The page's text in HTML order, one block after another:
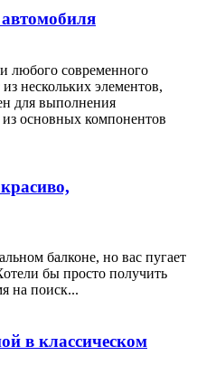
любого современного
нескольких элементов,
для выполнения
основных компонентов
балконе, но вас пугает
бы просто получить
на поиск...
в классическом